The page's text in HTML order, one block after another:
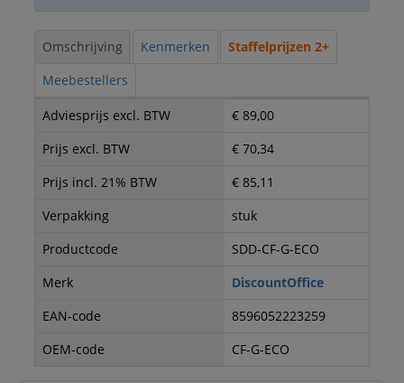
Omschrijving Kenmerken
Staffelprijzen 2+
Meebestellers
Adviesprijs excl. BTW
€ 89,00
Prijs excl. BTW
€ 70,34
Prijs incl. 21% BTW
€ 85,11
Verpakking
stuk
Productcode
SDD-CF-G-ECO
Merk
DiscountOffice
EAN-code
8596052223259
OEM-code
CF-G-ECO